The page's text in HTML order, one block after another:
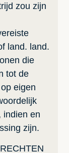
zou zijn
land. land.
die
tot de
eigen
indien en
zijn.